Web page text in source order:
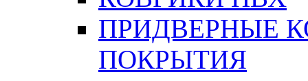
ПРИДВЕРНЫЕ
ПОКРЫТИЯ